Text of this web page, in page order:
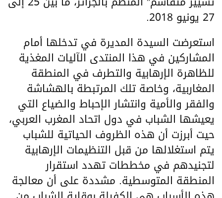
27 يونيو 2018.
استعرضت السيدة المديرة في تدخلها أمام
المشاركين في هذا المنتدى الآليات المغذية
للظاهرة الإرهابية والتطرف في المنطقة
المغاربية، وخاصة تلك المرتبطة بالهشاشة
والفقر والأمية وانتشار الإحباط والضياع التي
يعيشها الشباب في دول اتحاد المغرب العربي،
حيت أبرزت أن هذه الظروف الحياتية للشباب
يتم استغلالها من قبل التنظيمات الإرهابية
لتجنيدهم في مخططات تهدد استقرار
المنطقة المتوسطية. مشددة على أن معالجة